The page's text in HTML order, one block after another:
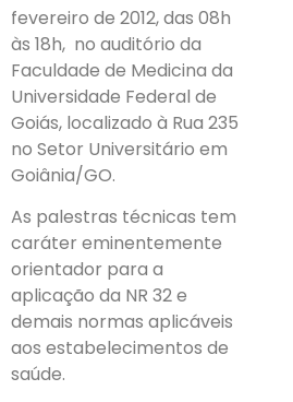
fevereiro de 2012, das 08h
às 18h, no auditório da
Faculdade de Medicina da
Universidade Federal de
Goiás, localizado à Rua 235
no Setor Universitário em
Goiânia/GO.
As palestras técnicas tem
caráter eminentemente
orientador para a
aplicação da NR 32 e
demais normas aplicáveis
aos estabelecimentos de
saúde.